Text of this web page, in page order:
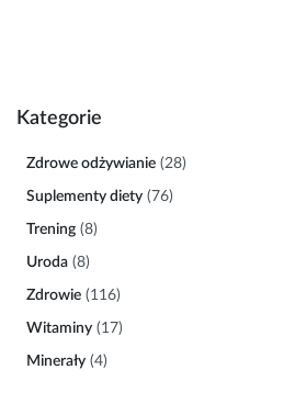
Kategorie
Zdrowe odżywianie (28)
Suplementy diety (76)
Trening (8)
Uroda (8)
Zdrowie (116)
Witaminy (17)
Minerały (4)